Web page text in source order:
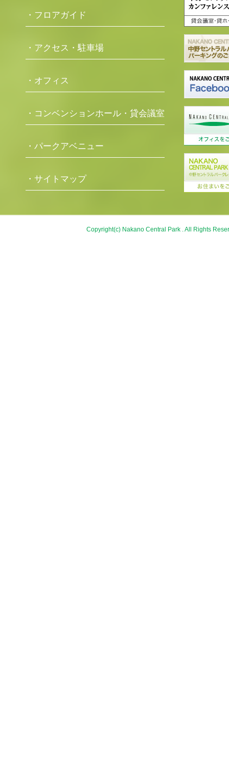
・フロアガイド
・アクセス・駐車場
・オフィス
・コンベンションホール・貸会議室
・パークアベニュー
・サイトマップ
Copyright(c) Nakano Central Park . All Rights